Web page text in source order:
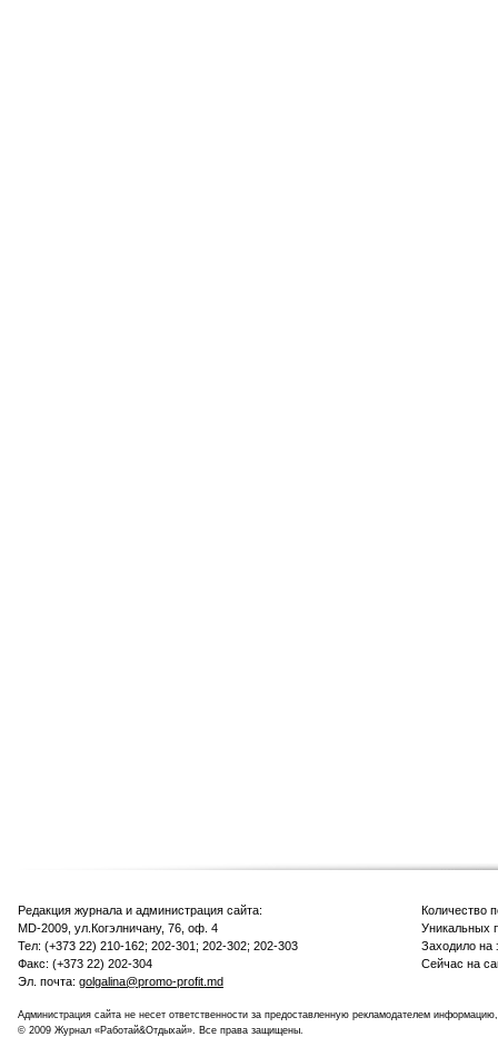
Редакция журнала и администрация сайта:
MD-2009, ул.Когэлничану, 76, оф. 4
Тел: (+373 22) 210-162; 202-301; 202-302; 202-303
Факс: (+373 22) 202-304
Эл. почта: golgalina@promo-profit.md
Количество
Уникальных
Заходило на
Сейчас на
Администрация сайта не несет ответственности за предоставленную рекламодателем
© 2009 Журнал «Работай&Отдыхай». Все права защищены.